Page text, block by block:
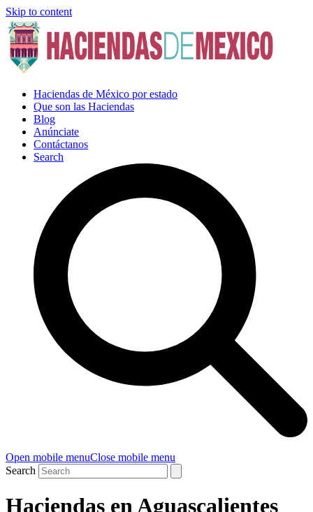
Skip to content
Haciendas de México por estado
Que son las Haciendas
Blog
Anúnciate
Contáctanos
Search
Open mobile menuClose mobile menu
Search
Haciendas en Aguascalientes